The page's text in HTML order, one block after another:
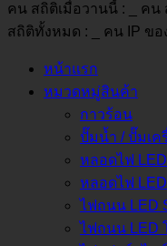
คน สถิติเมื่อวานนี้ :
คน
สถิติทั้งหมด :
คน IP ขอ
หน้าแรก
หมวดหมู่สินค้า
กาวร้อน
ปั๊มน้ำ / ปั๊มเค
หลอดไฟ
หลอดไฟ
ไฟถนน LED
ไฟถนน LED